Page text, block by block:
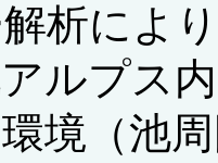
析によ
ルプス
境（池